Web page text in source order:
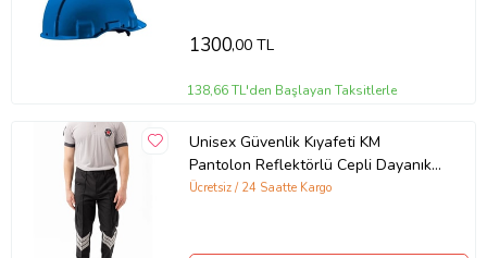
1300,00 TL
138,66 TL'den Başlayan Taksitlerle
Unisex Güvenlik Kıyafeti KM
Pantolon Reflektörlü Cepli Dayanıklı
Kumaş Özel Güvenlik Personel
Ücretsiz / 24 Saatte Kargo